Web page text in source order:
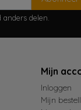
delen.
Mijn
Inloggen
Mijn